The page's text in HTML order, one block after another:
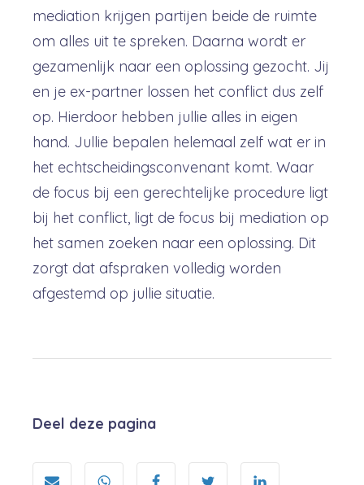
mediation krijgen partijen beide de ruimte
om alles uit te spreken. Daarna wordt er
gezamenlijk naar een oplossing gezocht. Jij
en je ex-partner lossen het conflict dus zelf
op. Hierdoor hebben jullie alles in eigen
hand. Jullie bepalen helemaal zelf wat er in
het echtscheidingsconvenant komt. Waar
de focus bij een gerechtelijke procedure ligt
bij het conflict, ligt de focus bij mediation op
het samen zoeken naar een oplossing. Dit
zorgt dat afspraken volledig worden
afgestemd op jullie situatie.
Deel deze pagina